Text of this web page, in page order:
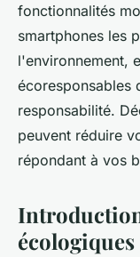
fonctionnalités
smartphones les
l'environnement,
écoresponsables
responsabilité.
peuvent réduire
répondant à vos
écologiques